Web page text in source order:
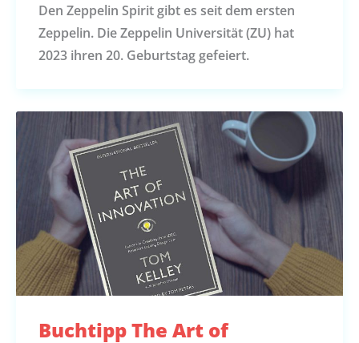
Den Zeppelin Spirit gibt es seit dem ersten
Zeppelin. Die Zeppelin Universität (ZU) hat
2023 ihren 20. Geburtstag gefeiert.
Buchtipp The Art of